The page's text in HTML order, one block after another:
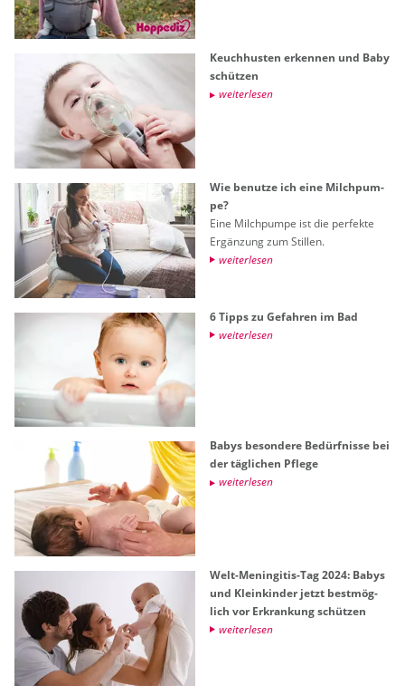
Keuch­hus­ten er­ken­nen und Baby
schüt­zen
wei­ter­le­sen
Wie be­nut­ze ich eine Milch­pum­
pe?
Eine Milch­pum­pe ist die per­fek­te
Er­gän­zung zum Stil­len.
wei­ter­le­sen
6 Tipps zu Ge­fah­ren im Bad
wei­ter­le­sen
Babys be­son­de­re Be­dürf­nis­se bei
der täg­li­chen Pfle­ge
wei­ter­le­sen
Welt-Me­nin­gi­tis-Tag 2024: Babys
und Klein­kin­der jetzt best­mög­
lich vor Er­kran­kung schüt­zen
wei­ter­le­sen